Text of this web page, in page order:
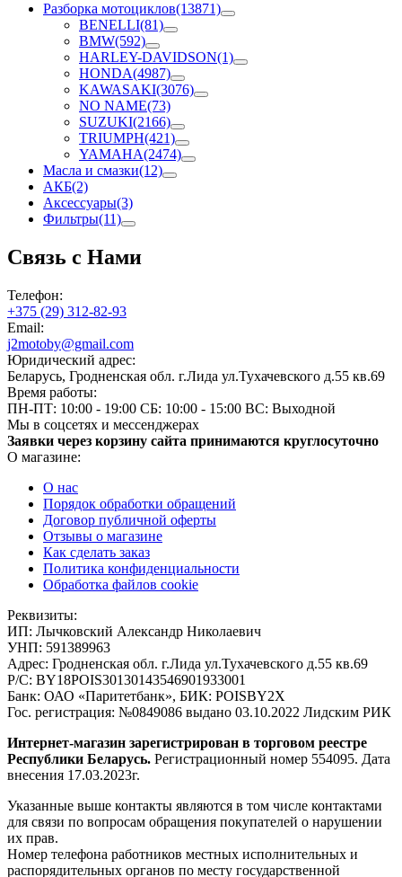
Разборка мотоциклов(13871)
BENELLI(81)
BMW(592)
HARLEY-DAVIDSON(1)
HONDA(4987)
KAWASAKI(3076)
NO NAME(73)
SUZUKI(2166)
TRIUMPH(421)
YAMAHA(2474)
Масла и смазки(12)
АКБ(2)
Аксессуары(3)
Фильтры(11)
Связь с Нами
Телефон:
+375 (29) 312-82-93
Email:
j2motoby@gmail.com
Юридический адрес:
Беларусь, Гродненская обл. г.Лида ул.Тухачевского д.55 кв.69
Время работы:
ПН-ПТ: 10:00 - 19:00 СБ: 10:00 - 15:00 ВС: Выходной
Мы в соцсетях и мессенджерах
Заявки через корзину сайта принимаются круглосуточно
О магазине:
О нас
Порядок обработки обращений
Договор публичной оферты
Отзывы о магазине
Как сделать заказ
Политика конфиденциальности
Обработка файлов cookie
Реквизиты:
ИП: Лычковский Александр Николаевич
УНП: 591389963
Адрес: Гродненская обл. г.Лида ул.Тухачевского д.55 кв.69
Р/С: BY18POIS30130143546901933001
Банк: ОАО «Паритетбанк», БИК: POISBY2X
Гос. регистрация: №0849086 выдано 03.10.2022 Лидским РИК
Интернет-магазин зарегистрирован в торговом реестре
Республики Беларусь. Регистрационный номер 554095. Дата
внесения 17.03.2023г.
Указанные выше контакты являются в том числе контактами
для связи по вопросам обращения покупателей о нарушении
их прав.
Номер телефона работников местных исполнительных и
распорядительных органов по месту государственной